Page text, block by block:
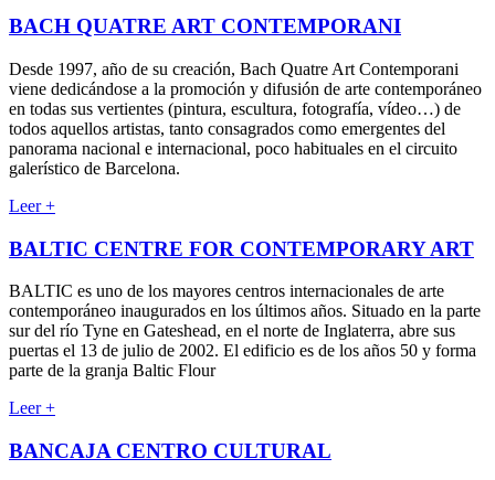
BACH QUATRE ART CONTEMPORANI
Desde 1997, año de su creación, Bach Quatre Art Contemporani
viene dedicándose a la promoción y difusión de arte contemporáneo
en todas sus vertientes (pintura, escultura, fotografía, vídeo…) de
todos aquellos artistas, tanto consagrados como emergentes del
panorama nacional e internacional, poco habituales en el circuito
galerístico de Barcelona.
Leer +
BALTIC CENTRE FOR CONTEMPORARY ART
BALTIC es uno de los mayores centros internacionales de arte
contemporáneo inaugurados en los últimos años. Situado en la parte
sur del río Tyne en Gateshead, en el norte de Inglaterra, abre sus
puertas el 13 de julio de 2002. El edificio es de los años 50 y forma
parte de la granja Baltic Flour
Leer +
BANCAJA CENTRO CULTURAL